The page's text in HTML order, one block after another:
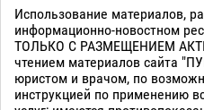
Использование материалов,
информационно-новостном
ТОЛЬКО С РАЗМЕЩЕНИЕМ
чтением материалов сайта
юристом и врачом, по
инструкцией по применению